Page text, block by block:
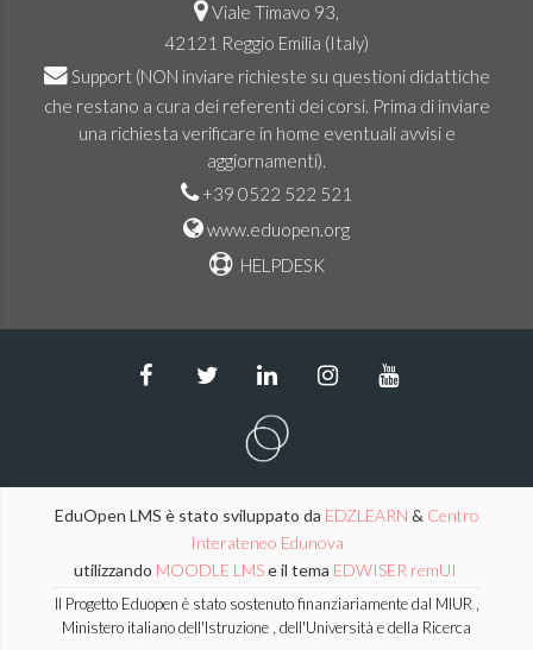
Viale Timavo 93,
42121 Reggio Emilia (Italy)
Support (NON inviare richieste su questioni didattiche
che restano a cura dei referenti dei corsi. Prima di inviare
una richiesta verificare in home eventuali avvisi e
aggiornamenti).
+39 0522 522 521
www.eduopen.org
HELPDESK
EduOpen LMS è stato sviluppato da EDZLEARN & Centro
Interateneo Edunova
utilizzando MOODLE LMSe il tema EDWISER remUI
Il Progetto Eduopen è stato sostenuto finanziariamente dal MIUR ,
Ministero italiano dell'Istruzione , dell'Università e della Ricerca